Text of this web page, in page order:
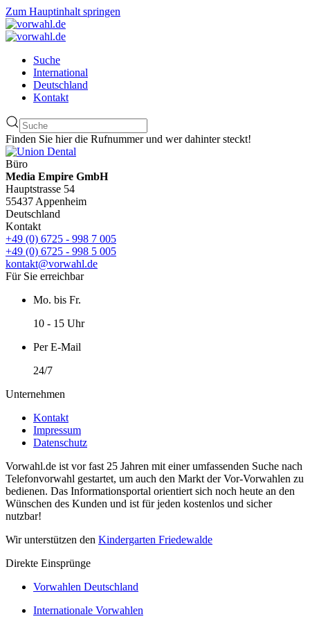
Zum Hauptinhalt springen
Suche
International
Deutschland
Kontakt
Finden Sie hier die Rufnummer und wer dahinter steckt!
Büro
Media Empire GmbH
Hauptstrasse 54
55437 Appenheim
Deutschland
Kontakt
+49 (0) 6725 - 998 7 005
+49 (0) 6725 - 998 5 005
kontakt@vorwahl.de
Für Sie erreichbar
Mo. bis Fr.
10 - 15 Uhr
Per E-Mail
24/7
Unternehmen
Kontakt
Impressum
Datenschutz
Vorwahl.de ist vor fast 25 Jahren mit einer umfassenden Suche nach
Telefonvorwahl gestartet, um auch den Markt der Vor-Vorwahlen zu
bedienen. Das Informationsportal orientiert sich noch heute an den
Wünschen des Kunden und ist für jeden kostenlos und sicher
nutzbar!
Wir unterstützen den Kindergarten Friedewalde
Direkte Einsprünge
Vorwahlen Deutschland
Internationale Vorwahlen